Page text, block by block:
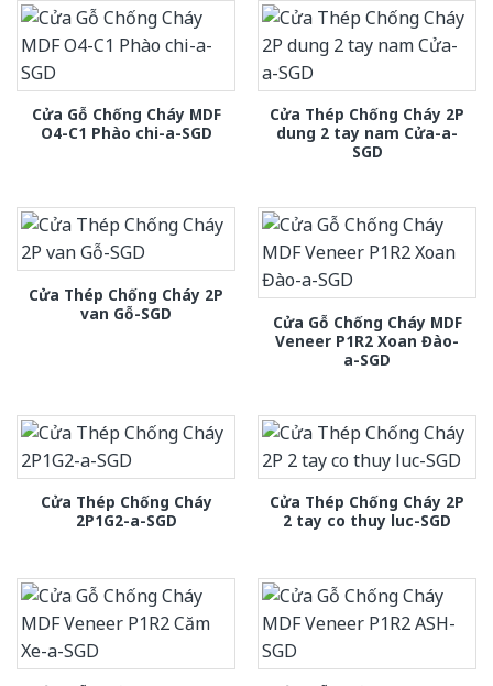
Cửa Gỗ Chống Cháy MDF
O4-C1 Phào chi-a-SGD
Cửa Thép Chống Cháy 2P
dung 2 tay nam Cửa-a-
SGD
Cửa Thép Chống Cháy 2P
van Gỗ-SGD
Cửa Gỗ Chống Cháy MDF
Veneer P1R2 Xoan Đào-
a-SGD
Cửa Thép Chống Cháy
2P1G2-a-SGD
Cửa Thép Chống Cháy 2P
2 tay co thuy luc-SGD